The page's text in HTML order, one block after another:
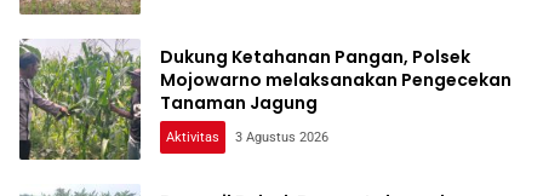
Dukung Ketahanan Pangan, Polsek
Mojowarno melaksanakan Pengecekan
Tanaman Jagung
Aktivitas 3 Agustus 2026